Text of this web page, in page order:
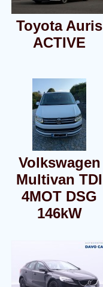
Toyota Auris
ACTIVE
Volkswagen
Multivan TDI
4MOT DSG
146kW